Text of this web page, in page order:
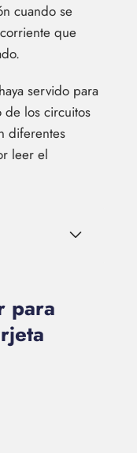
cuando se
que
servido para
de los circuitos
diferentes
leer el
para